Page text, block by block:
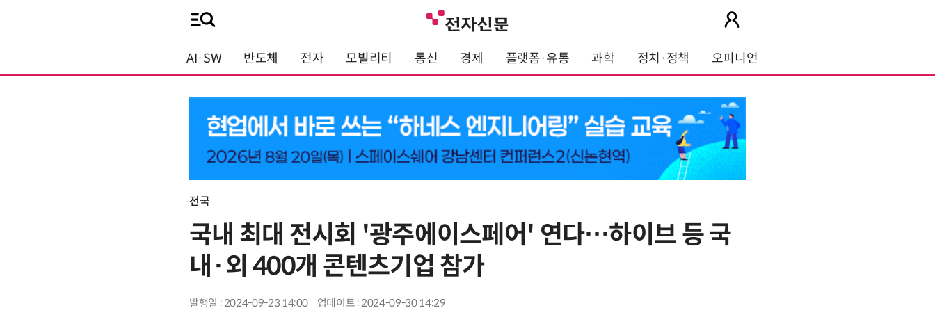
AI·SW 반도체 전자 모빌리티 통신 경제 플랫폼·유통 과학 정치·정책 오피니언
전국
국내 최대 전시회 '광주에이스페어' 연다…하이브 등 국
내·외 400개 콘텐츠기업 참가
발행일 : 2024-09-23 14:00 업데이트 : 2024-09-30 14:29